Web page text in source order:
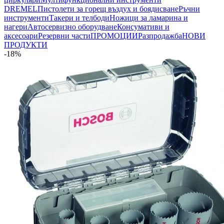
DREMELПистолети за горещ въздух и боядисванеРъчни
инструментиТакери и телбодиНожици за ламарина и
нагериАвтосервизно оборудванеКонсумативи и
аксесоариРезервни частиПРОМОЦИИРазпродажбаНОВИ
ПРОДУКТИ
-18%